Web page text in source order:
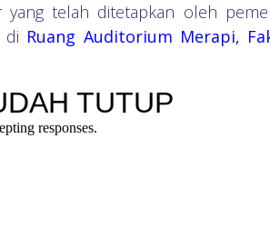
telah ditetapkan oleh
di Ruang Auditorium Merapi,